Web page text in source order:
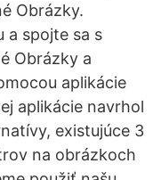
Obrázky.
a spojte sa s
Obrázky a
aplikácie
aplikácie navrhol
existujúce 3
na obrázkoch